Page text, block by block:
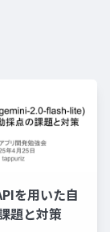
を用いた自
題と対策